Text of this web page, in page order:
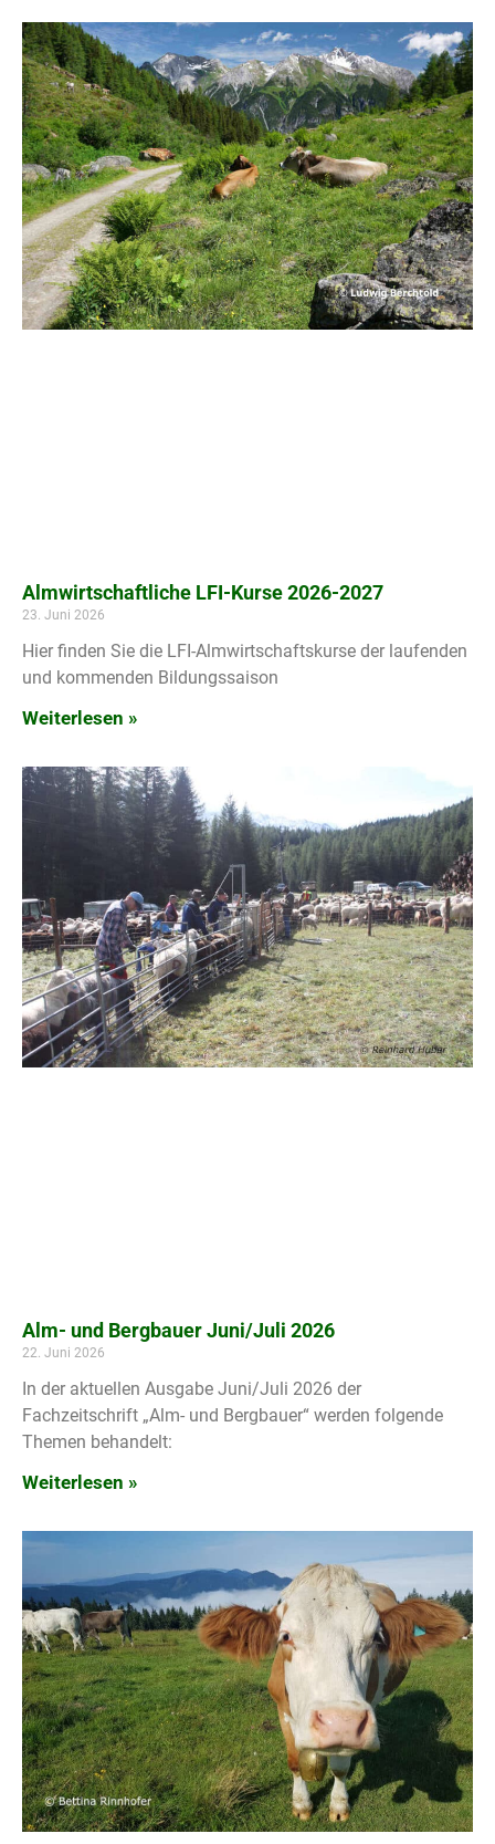
Almwirtschaftliche LFI-Kurse 2026-2027
23. Juni 2026
Hier finden Sie die LFI-Almwirtschaftskurse der laufenden
und kommenden Bildungssaison
Weiterlesen »
Alm- und Bergbauer Juni/Juli 2026
22. Juni 2026
In der aktuellen Ausgabe Juni/Juli 2026 der
Fachzeitschrift „Alm- und Bergbauer“ werden folgende
Themen behandelt:
Weiterlesen »